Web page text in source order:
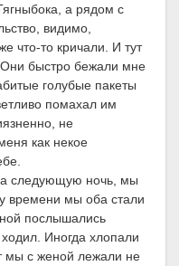
а рядом с
видимо,
что-то кричали. И тут
быстро бежали мне
голубые пакеты
помахал им
не
как некое
следующую ночь, мы
времени мы оба стали
послышались
Иногда хлопали
мы с женой лежали не